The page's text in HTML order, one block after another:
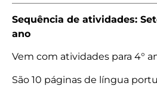
Sequência de atividades:
ano
Vem com atividades para 4°
São 10 páginas de língua